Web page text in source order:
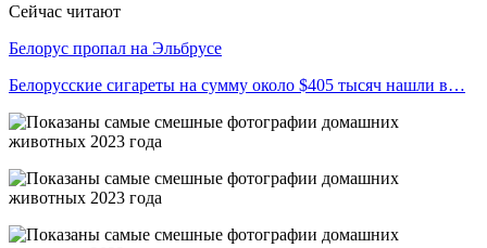
Сейчас читают
Белорус пропал на Эльбрусе
Белорусские сигареты на сумму около $405 тысяч нашли в…